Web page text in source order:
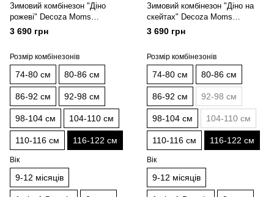
Зимовий комбінезон "Діно
рожеві" Decoza Moms
(zimk116122-OP015-pl03) 116-
3 690 грн
Розмір комбінезонів
74-80 см 80-86 см
86-92 см 92-98 см
98-104 см 104-110 см
110-116 см 116-122 см
Вік
9-12 місяців
Зимовий комбінезон "Діно на
скейтах" Decoza Moms
(zimk116122-OP129-pl016) 116-
3 690 грн
Розмір комбінезонів
74-80 см 80-86 см
86-92 см 92-98 см
98-104 см 104-110 см
110-116 см 116-122 см
Вік
9-12 місяців